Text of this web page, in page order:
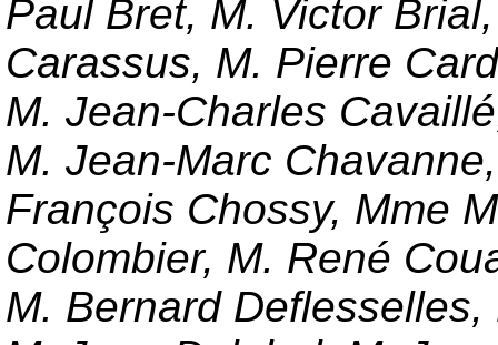
Paul Bret, M. Victor
Carassus, M. Pierre
M. Jean-Charles
M. Jean-Marc
François Chossy, Mme
Colombier, M. René
M. Bernard